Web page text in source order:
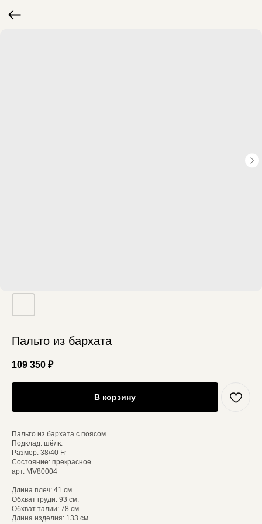
Пальто из бархата
109 350 ₽
В корзину
Пальто из бархата с поясом.
Подклад: шёлк.
Размер: 38/40 Fr
Состояние: прекрасное
арт. MV80004
Длина плеч: 41 см.
Обхват груди: 93 см.
Обхват талии: 78 см.
Длина изделия: 133 см.